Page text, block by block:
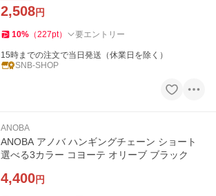
2,508円
10% （227pt） 要エントリー
15時までの注文で当日発送（休業日を除く）
SNB-SHOP
ANOBA
ANOBA アノバ ハンギングチェーン ショート
選べる3カラー コヨーテ オリーブ ブラック
4,400円